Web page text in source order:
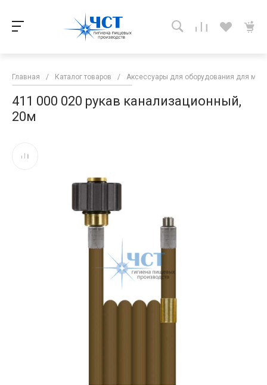
Главная / Каталог товаров / Аксессуары для оборудования для
411 000 020 рукав канализационный,
20м